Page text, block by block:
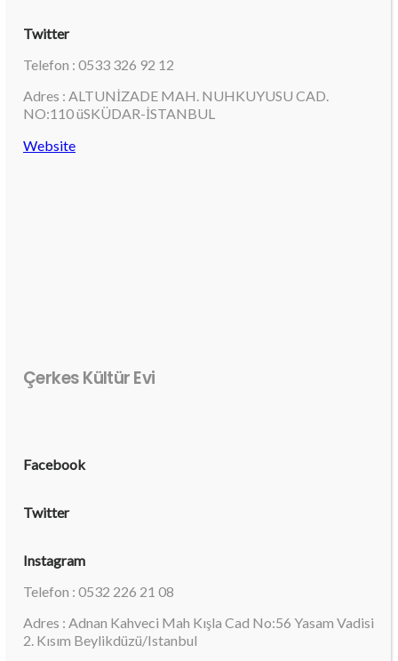
Twitter
Telefon : 0533 326 92 12
Adres : ALTUNİZADE MAH. NUHKUYUSU CAD.
NO:110 üSKÜDAR-İSTANBUL
Website
Çerkes Kültür Evi
Facebook
Twitter
Instagram
Telefon : 0532 226 21 08
Adres : Adnan Kahveci Mah Kışla Cad No:56 Yasam Vadisi
2. Kısım Beylikdüzü/Istanbul